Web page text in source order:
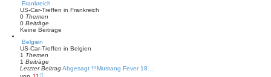
r
a
g
e
s
t
e
r
i
t
r
a
Frankreich
US-Car-Treffen in Frankreich
0 Themen
0 Beiträge
Keine Beiträge
Belgien
US-Car-Treffen in Belgien
1 Themen
1 Beiträge
Letzter BeitragAbgesagt !!!Mustang Fever 18…